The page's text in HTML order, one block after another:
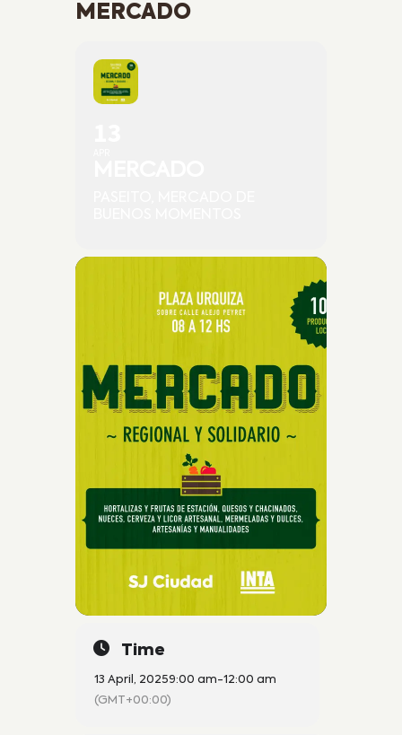
MERCADO
Time
13 April, 20259:00 am-12:00 am
(GMT+00:00)